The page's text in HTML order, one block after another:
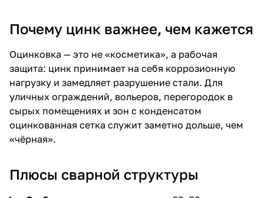
Почему цинк важнее, чем кажется
Оцинковка — это не «косметика», а рабочая
защита: цинк принимает на себя коррозионную
нагрузку и замедляет разрушение стали. Для
уличных ограждений, вольеров, перегородок в
сырых помещениях и зон с конденсатом
оцинкованная сетка служит заметно дольше, чем
«чёрная».
Плюсы сварной структуры